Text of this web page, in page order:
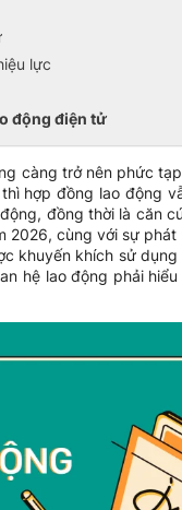
lực
động điện tử
càng trở nên phức
hợp đồng lao động
đồng thời là căn
cùng với sự
khuyến khích sử
hệ lao động phải